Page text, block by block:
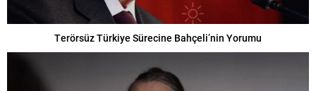
Terörsüz Türkiye Sürecine Bahçeli’nin Yorumu